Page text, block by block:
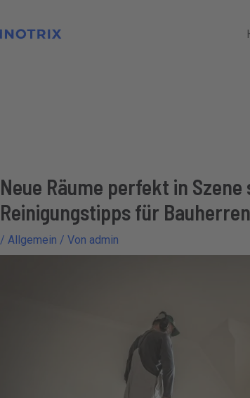
Neue Räume perfekt in Szene
Reinigungstipps für Bauherren
/ Allgemein / Von admin